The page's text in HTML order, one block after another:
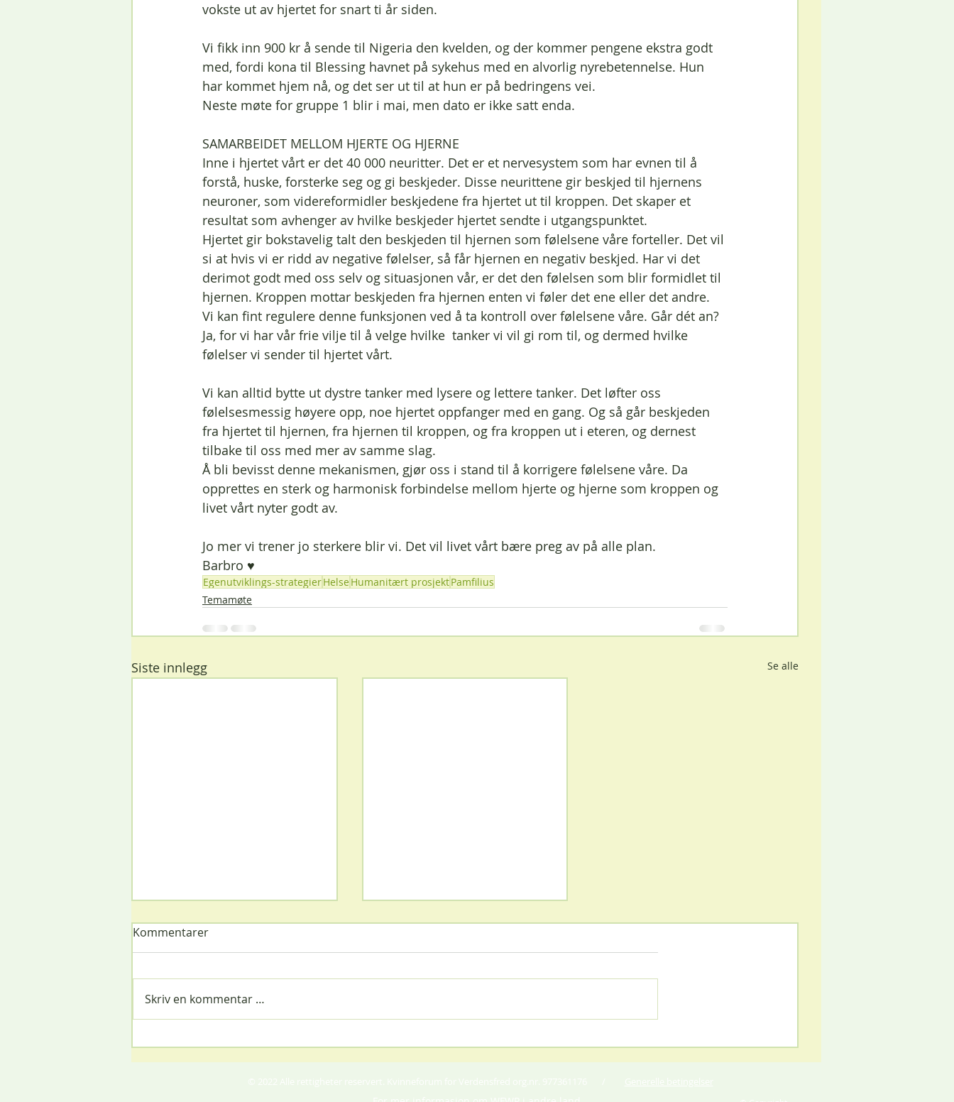
vokste ut av hjertet for snart ti år siden.
Vi fikk inn 900 kr å sende til Nigeria den kvelden, og der kommer pengene ekstra godt
med, fordi kona til Blessing havnet på sykehus med en alvorlig nyrebetennelse. Hun
har kommet hjem nå, og det ser ut til at hun er på bedringens vei.
Neste møte for gruppe 1 blir i mai, men dato er ikke satt enda.
SAMARBEIDET MELLOM HJERTE OG HJERNE
Inne i hjertet vårt er det 40 000 neuritter. Det er et nervesystem som har evnen til å
forstå, huske, forsterke seg og gi beskjeder. Disse neurittene gir beskjed til hjernens
neuroner, som videreformidler beskjedene fra hjertet ut til kroppen. Det skaper et
resultat som avhenger av hvilke beskjeder hjertet sendte i utgangspunktet.
Hjertet gir bokstavelig talt den beskjeden til hjernen som følelsene våre forteller. Det vil
si at hvis vi er ridd av negative følelser, så får hjernen en negativ beskjed. Har vi det
derimot godt med oss selv og situasjonen vår, er det den følelsen som blir formidlet til
hjernen. Kroppen mottar beskjeden fra hjernen enten vi føler det ene eller det andre.
Vi kan fint regulere denne funksjonen ved å ta kontroll over følelsene våre. Går dét an?
Ja, for vi har vår frie vilje til å velge hvilke  tanker vi vil gi rom til, og dermed hvilke
følelser vi sender til hjertet vårt.
Vi kan alltid bytte ut dystre tanker med lysere og lettere tanker. Det løfter oss
følelsesmessig høyere opp, noe hjertet oppfanger med en gang. Og så går beskjeden
fra hjertet til hjernen, fra hjernen til kroppen, og fra kroppen ut i eteren, og dernest
tilbake til oss med mer av samme slag.
Å bli bevisst denne mekanismen, gjør oss i stand til å korrigere følelsene våre. Da
opprettes en sterk og harmonisk forbindelse mellom hjerte og hjerne som kroppen og
livet vårt nyter godt av.
Jo mer vi trener jo sterkere blir vi. Det vil livet vårt bære preg av på alle plan.
Barbro ♥
Egenutviklings-strategierHelse Humanitært prosjektPamfilius
Temamøte
Siste innlegg Se alle
Tusen takk til Johanna
Kommentarer
Skriv en kommentar …